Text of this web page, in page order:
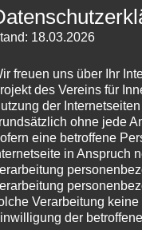
Leser:innen, da
doch noch wieder
Die
Messegelände und
18.03.2026
freuen uns über Ihr
des Vereins für
der
ohne jede
eine betroffene
in Anspruch
Verarbeitung
der